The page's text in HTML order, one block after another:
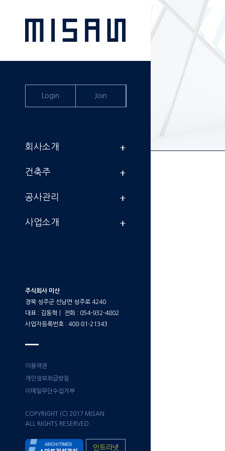
Login Join
회사소개
건축주
공사관리
사업소개
주식회사 미산
경북 성주군 선남면 성주로 4240
대표 : 김동혁ㅣ 전화 : 054-932-4802
사업자등록번호 : 408-81-21343
이용약관
개인정보취급방침
이메일무단수집거부
COPYRIGHT (C) 2017 MISAN
ALL RIGHTS RESERVED.
인트라넷